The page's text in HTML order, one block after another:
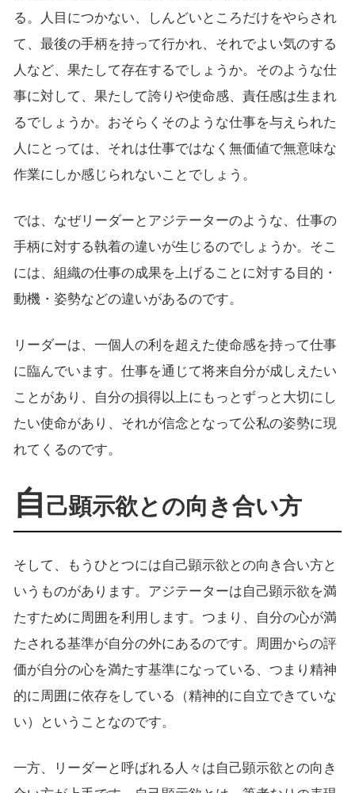
る。人目につかない、しんどいところだけをやらされ
て、最後の手柄を持って行かれ、それでよい気のする
人など、果たして存在するでしょうか。そのような仕
事に対して、果たして誇りや使命感、責任感は生まれ
るでしょうか。おそらくそのような仕事を与えられた
人にとっては、それは仕事ではなく無価値で無意味な
作業にしか感じられないことでしょう。
では、なぜリーダーとアジテーターのような、仕事の
手柄に対する執着の違いが生じるのでしょうか。そこ
には、組織の仕事の成果を上げることに対する目的・
動機・姿勢などの違いがあるのです。
リーダーは、一個人の利を超えた使命感を持って仕事
に臨んでいます。仕事を通じて将来自分が成しえたい
ことがあり、自分の損得以上にもっとずっと大切にし
たい使命があり、それが信念となって公私の姿勢に現
れてくるのです。
自己顕示欲との向き合い方
そして、もうひとつには自己顕示欲との向き合い方と
いうものがあります。アジテーターは自己顕示欲を満
たすために周囲を利用します。つまり、自分の心が満
たされる基準が自分の外にあるのです。周囲からの評
価が自分の心を満たす基準になっている、つまり精神
的に周囲に依存をしている（精神的に自立できていな
い）ということなのです。
一方、リーダーと呼ばれる人々は自己顕示欲との向き